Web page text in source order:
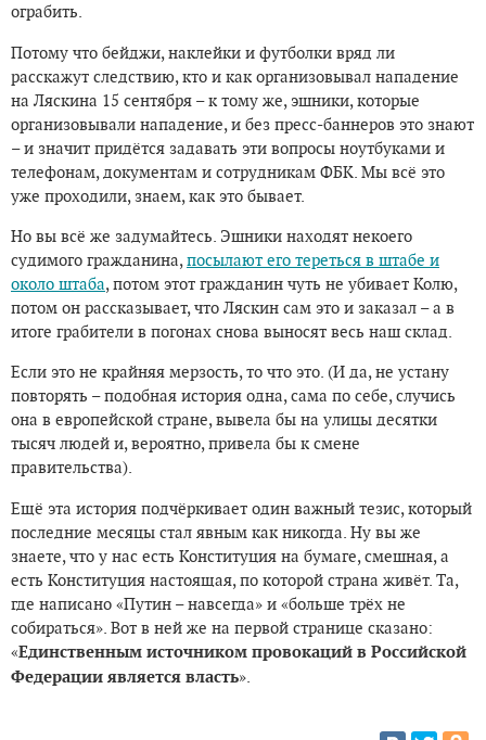
ограбить.
Потому что бейджи, наклейки и футболки вряд ли
расскажут следствию, кто и как организовывал нападение
на Ляскина 15 сентября – к тому же, эшники, которые
организовывали нападение, и без пресс-баннеров это знают
– и значит придётся задавать эти вопросы ноутбуками и
телефонам, документам и сотрудникам ФБК. Мы всё это
уже проходили, знаем, как это бывает.
Но вы всё же задумайтесь. Эшники находят некоего
судимого гражданина,посылают его тереться в штабе и
около штаба, потом этот гражданин чуть не убивает Колю,
потом он рассказывает, что Ляскин сам это и заказал – а в
итоге грабители в погонах снова выносят весь наш склад.
Если это не крайняя мерзость, то что это. (И да, не устану
повторять – подобная история одна, сама по себе, случись
она в европейской стране, вывела бы на улицы десятки
тысяч людей и, вероятно, привела бы к смене
правительства).
Ещё эта история подчёркивает один важный тезис, который
последние месяцы стал явным как никогда. Ну вы же
знаете, что у нас есть Конституция на бумаге, смешная, а
есть Конституция настоящая, по которой страна живёт. Та,
где написано «Путин – навсегда» и «больше трёх не
собираться». Вот в ней же на первой странице сказано:
«Единственным источником провокаций в Российской
Федерации является власть».